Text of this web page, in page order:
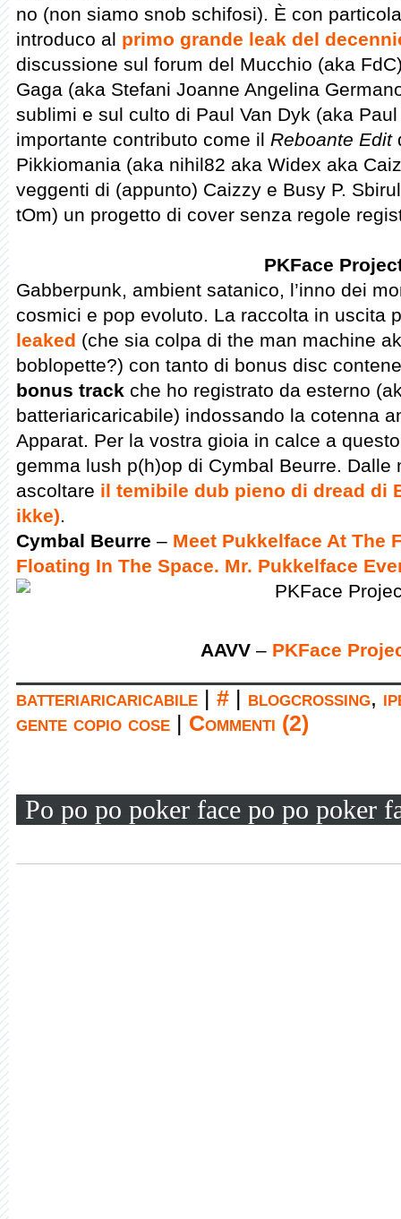
no (non siamo snob schifosi). È con
introduco al primo grande leak del
discussione sul forum del Mucchio (aka
Gaga (aka Stefani Joanne Angelina
sublimi e sul culto di Paul Van Dyk (aka
importante contributo come il Reboante Edit
Pikkiomania (aka nihil82 aka Widex aka
veggenti di (appunto) Caizzy e Busy P.
tOm) un progetto di cover senza regole
PKFace
Gabberpunk, ambient satanico, l’inno dei
cosmici e pop evoluto. La raccolta in uscita
leaked (che sia colpa di the man machine
boblopette?) con tanto di bonus disc
bonus track che ho registrato da esterno
batteriaricaricabile) indossando la cotenna
Apparat. Per la vostra gioia in calce a
gemma lush p(h)op di Cymbal Beurre. Dalle
ascoltare il temibile dub pieno di dread di
ikke).
Cymbal Beurre – Meet Pukkelface At The
Floating In The Space. Mr. Pukkelface
AAVV – PKFace
batteriaricaricabile # blogcrossing,
gente copio cose
Commenti (2)
Po po po poker face po po poker